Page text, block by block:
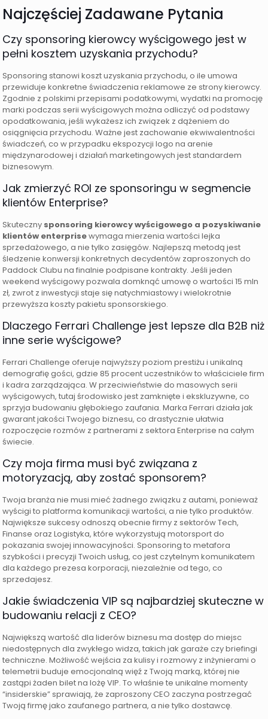
Najczęściej Zadawane Pytania
Czy sponsoring kierowcy wyścigowego jest w
pełni kosztem uzyskania przychodu?
Sponsoring stanowi koszt uzyskania przychodu, o ile umowa
przewiduje konkretne świadczenia reklamowe ze strony kierowcy.
Zgodnie z polskimi przepisami podatkowymi, wydatki na promocję
marki podczas serii wyścigowych można odliczyć od podstawy
opodatkowania, jeśli wykażesz ich związek z dążeniem do
osiągnięcia przychodu. Ważne jest zachowanie ekwiwalentności
świadczeń, co w przypadku ekspozycji logo na arenie
międzynarodowej i działań marketingowych jest standardem
biznesowym.
Jak zmierzyć ROI ze sponsoringu w segmencie
klientów Enterprise?
Skuteczny sponsoring kierowcy wyścigowego a pozyskiwanie
klientów enterprisewymaga mierzenia wartości lejka
sprzedażowego, a nie tylko zasięgów. Najlepszą metodą jest
śledzenie konwersji konkretnych decydentów zaproszonych do
Paddock Clubu na finalnie podpisane kontrakty. Jeśli jeden
weekend wyścigowy pozwala domknąć umowę o wartości 15 mln
zł, zwrot z inwestycji staje się natychmiastowy i wielokrotnie
przewyższa koszty pakietu sponsorskiego.
Dlaczego Ferrari Challenge jest lepsze dla B2B niż
inne serie wyścigowe?
Ferrari Challenge oferuje najwyższy poziom prestiżu i unikalną
demografię gości, gdzie 85 procent uczestników to właściciele firm
i kadra zarządzająca. W przeciwieństwie do masowych serii
wyścigowych, tutaj środowisko jest zamknięte i ekskluzywne, co
sprzyja budowaniu głębokiego zaufania. Marka Ferrari działa jak
gwarant jakości Twojego biznesu, co drastycznie ułatwia
rozpoczęcie rozmów z partnerami z sektora Enterprise na całym
świecie.
Czy moja firma musi być związana z
motoryzacją, aby zostać sponsorem?
Twoja branża nie musi mieć żadnego związku z autami, ponieważ
wyścigi to platforma komunikacji wartości, a nie tylko produktów.
Największe sukcesy odnoszą obecnie firmy z sektorów Tech,
Finanse oraz Logistyka, które wykorzystują motorsport do
pokazania swojej innowacyjności. Sponsoring to metafora
szybkości i precyzji Twoich usług, co jest czytelnym komunikatem
dla każdego prezesa korporacji, niezależnie od tego, co
sprzedajesz.
Jakie świadczenia VIP są najbardziej skuteczne w
budowaniu relacji z CEO?
Największą wartość dla liderów biznesu ma dostęp do miejsc
niedostępnych dla zwykłego widza, takich jak garaże czy briefingi
techniczne. Możliwość wejścia za kulisy i rozmowy z inżynierami o
telemetrii buduje emocjonalną więź z Twoją marką, której nie
zastąpi żaden bilet na lożę VIP. To właśnie te unikalne momenty
“insiderskie” sprawiają, że zaproszony CEO zaczyna postrzegać
Twoją firmę jako zaufanego partnera, a nie tylko dostawcę.